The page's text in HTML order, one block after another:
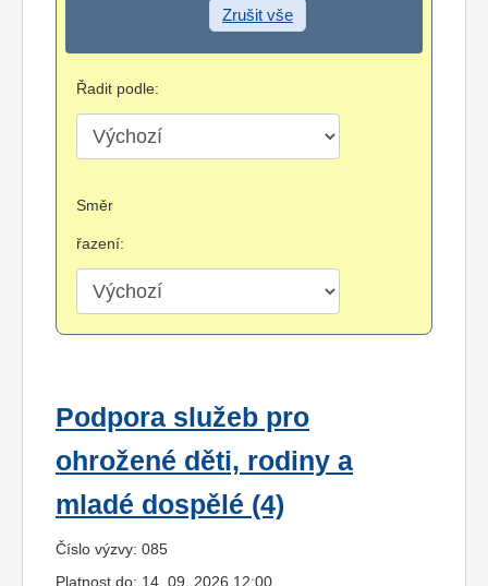
Zrušit vše
Řadit podle:
Směr
řazení:
Podpora služeb pro
ohrožené děti, rodiny a
mladé dospělé (4)
Číslo výzvy: 085
Platnost do: 14. 09. 2026 12:00